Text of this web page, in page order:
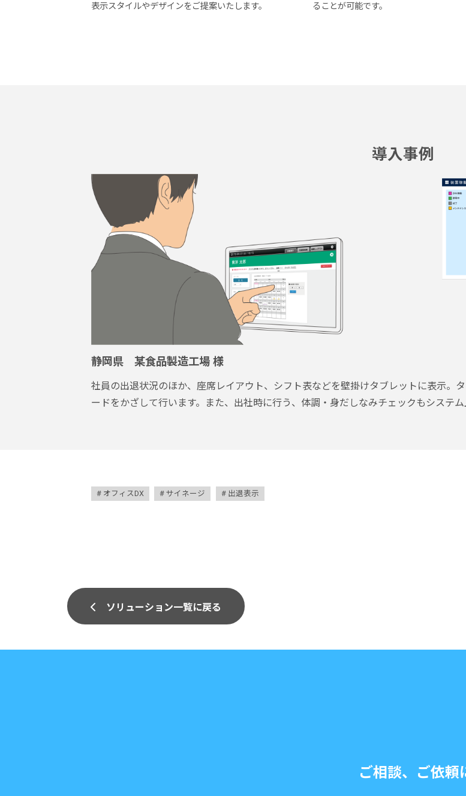
表示スタイルやデザインをご提案いたします。
ることが可能です。
導入事例
静岡県 某食品製造工場 様
社員の出退状況のほか、座席レイアウト、シフト表などを壁掛けタブレットに表示。
ードをかざして行います。また、出社時に行う、体調・身だしなみチェックもシステム
オフィスDX サイネージ 出退表示
ソリューション一覧に戻る
ご相談、ご依頼